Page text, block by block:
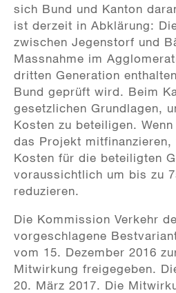
sich Bund und Kanton
ist derzeit in Abklärung:
zwischen Jegenstorf und
Massnahme im
dritten Generation
Bund geprüft wird. Beim
gesetzlichen Grundlagen,
Kosten zu beteiligen.
das Projekt
Kosten für die beteiligten
voraussichtlich um bis zu
reduzieren.
Die Kommission Verkehr
vorgeschlagene
vom 15. Dezember 2016
Mitwirkung freigegeben.
20. März 2017. Die